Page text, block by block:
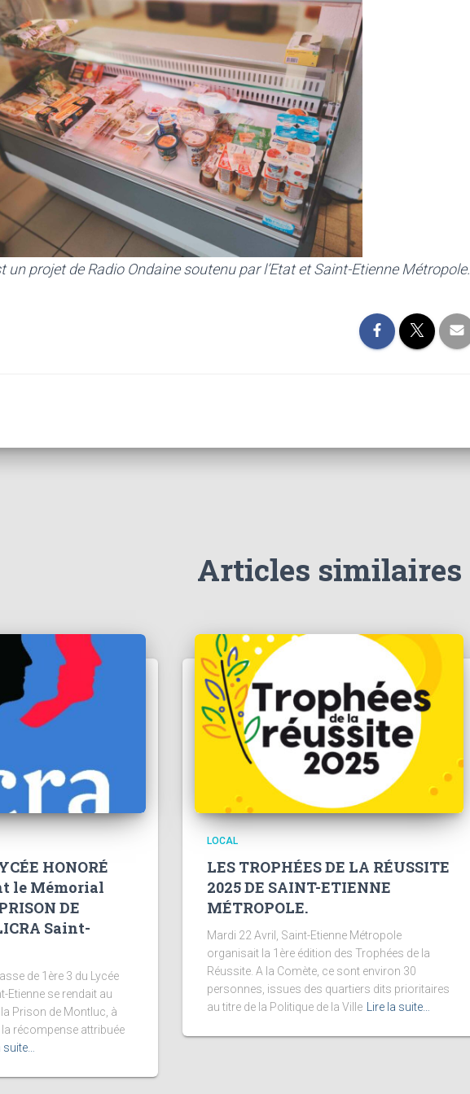
un projet de Radio Ondaine soutenu par l’Etat et Saint-Etienne Métropole.
Articles similaires
HONORÉ
le Mémorial
DE
Saint-
de 1ère 3 du Lycée
Etienne se rendait au
Prison de Montluc, à
la récompense attribuée
suite…
LOCAL
LES TROPHÉES DE LA RÉUSSITE
2025 DE SAINT-ETIENNE
MÉTROPOLE.
Mardi 22 Avril, Saint-Etienne Métropole
organisait la 1ère édition des Trophées de la
Réussite. A la Comète, ce sont environ 30
personnes, issues des quartiers dits prioritaires
au titre de la Politique de la Ville
Lire la suite…